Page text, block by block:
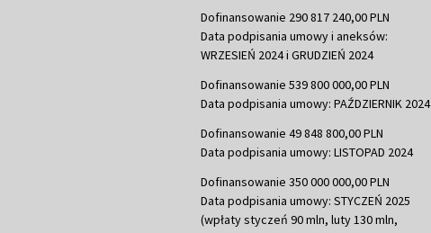
Dofinansowanie 290 817 240,00 PLN
Data podpisania umowy i aneksów:
WRZESIEŃ 2024 i GRUDZIEŃ 2024
Dofinansowanie 539 800 000,00 PLN
Data podpisania umowy: PAŹDZIERNIK 2024
Dofinansowanie 49 848 800,00 PLN
Data podpisania umowy: LISTOPAD 2024
Dofinansowanie 350 000 000,00 PLN
Data podpisania umowy: STYCZEŃ 2025
(wpłaty styczeń 90 mln, luty 130 mln,